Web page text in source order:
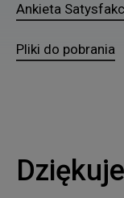
Ankieta
Pliki do pobrania